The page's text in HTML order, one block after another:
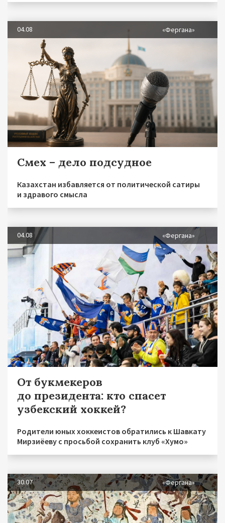
04.08 «Фергана»
Смех – дело подсудное
Казахстан избавляется от политической сатиры
и здравого смысла
04.08 «Фергана»
От букмекеров
до президента: кто спасет
узбекский хоккей?
Родители юных хоккеистов обратились к Шавкату
Мирзиёеву с просьбой сохранить клуб «Хумо»
30.07 «Фергана»